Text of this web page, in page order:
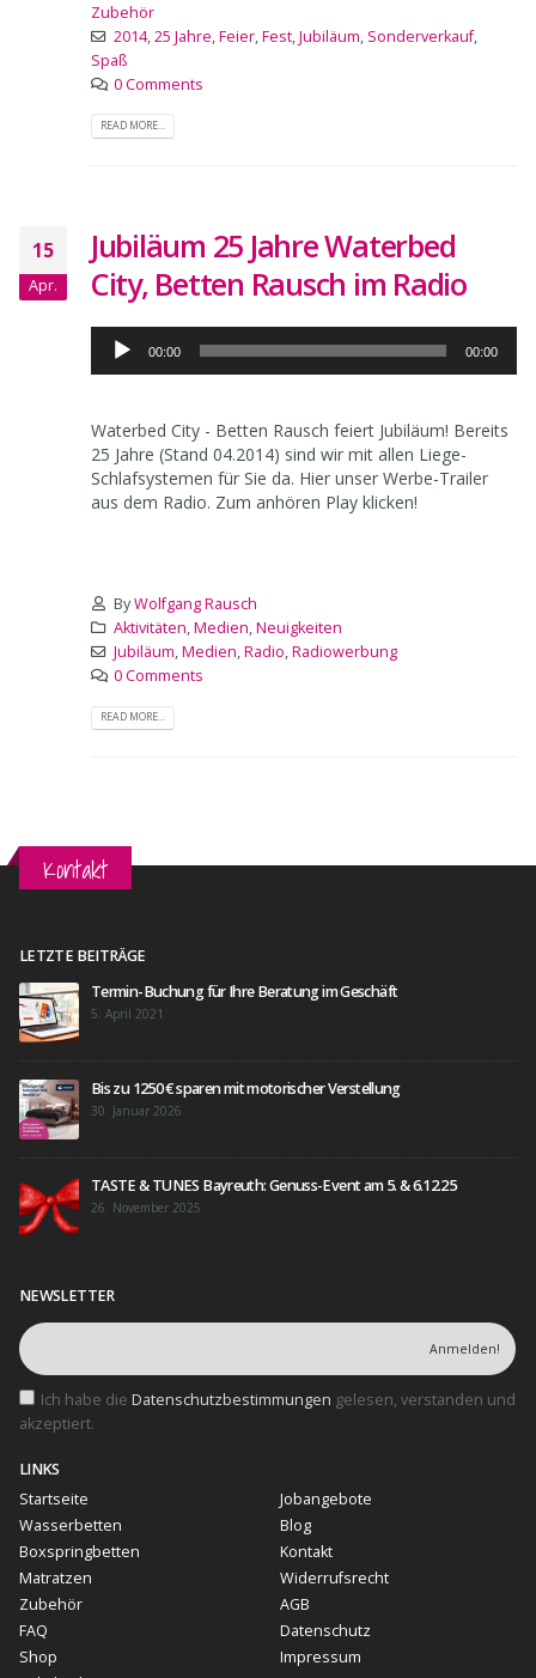
Zubehör
2014,25 Jahre,Feier,Fest,Jubiläum, Sonderverkauf,
Spaß
0 Comments
READ MORE...
15
Apr.
Jubiläum 25 Jahre Waterbed
City, Betten Rausch im Radio
Audio-
Player
00:00 00:00
Waterbed City - Betten Rausch feiert Jubiläum! Bereits
25 Jahre (Stand 04.2014) sind wir mit allen Liege-
Schlafsystemen für Sie da. Hier unser Werbe-Trailer
aus dem Radio. Zum anhören Play klicken!
ByWolfgang Rausch
Aktivitäten,Medien,Neuigkeiten
Jubiläum,Medien,Radio,Radiowerbung
0 Comments
READ MORE...
Kontakt
LETZTE BEITRÄGE
Termin-Buchung für Ihre Beratung im Geschäft
5. April 2021
Bis zu 1250 € sparen mit motorischer Verstellung
30. Januar 2026
TASTE & TUNES Bayreuth: Genuss-Event am 5. & 6.12.25
26. November 2025
NEWSLETTER
Ich habe die Datenschutzbestimmungen gelesen, verstanden und
akzeptiert.
LINKS
Startseite
Wasserbetten
Boxspringbetten
Matratzen
Zubehör
FAQ
Shop
Jobangebote
Blog
Kontakt
Widerrufsrecht
AGB
Datenschutz
Impressum